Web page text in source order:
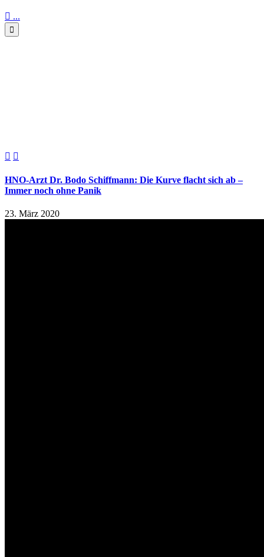
 ...

 
HNO-Arzt Dr. Bodo Schiffmann: Die Kurve flacht sich ab –
Immer noch ohne Panik
23. März 2020